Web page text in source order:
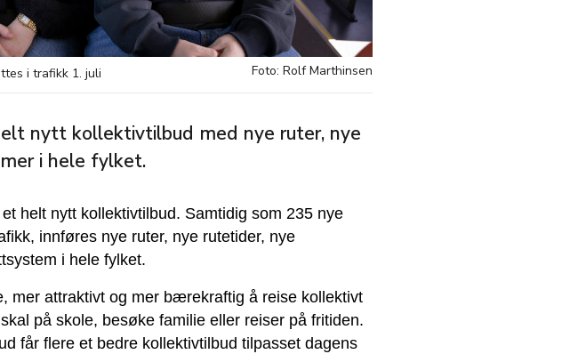
i trafikk 1. juli Foto: Rolf Marthinsen
nytt kollektivtilbud med nye ruter, nye
i hele fylket.
helt nytt kollektivtilbud. Samtidig som 235 nye
innføres nye ruter, nye rutetider, nye
i hele fylket.
mer attraktivt og mer bærekraftig å reise kollektivt
på skole, besøke familie eller reiser på fritiden.
får flere et bedre kollektivtilbud tilpasset dagens